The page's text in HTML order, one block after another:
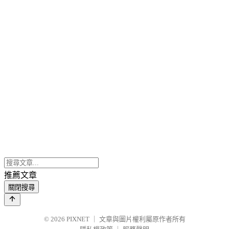
推薦文章
關閉搜尋
© 2026 PIXNET
文章與圖片權利屬原作者所有